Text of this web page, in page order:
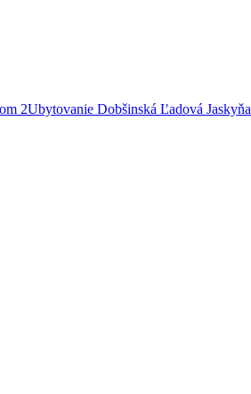
2Ubytovanie Dobšinská Ľadová Jaskyňa